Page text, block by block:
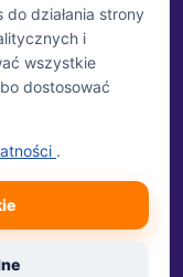
od 2006
działania strony
i
wszystkie
dostosować
.